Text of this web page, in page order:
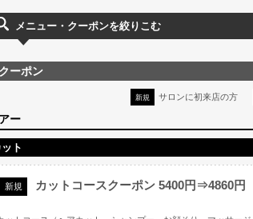
メニュー・クーポンを絞りこむ
ーポン
新規 サロンに初来店の方
ー
ト
新規 カットコースクーポン 5400円⇒4860円